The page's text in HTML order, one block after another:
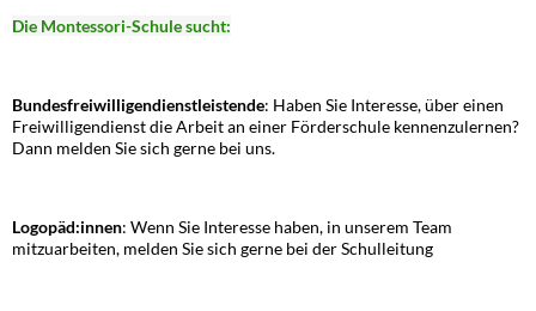
Die Montessori-Schule sucht:
Bundesfreiwilligendienstleistende: Haben Sie Interesse, über einen
Freiwilligendienst die Arbeit an einer Förderschule kennenzulernen?
Dann melden Sie sich gerne bei uns.
Logopäd:innen: Wenn Sie Interesse haben, in unserem Team
mitzuarbeiten, melden Sie sich gerne bei der Schulleitung